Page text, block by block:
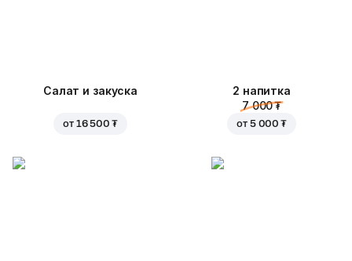
Салат и закуска
от 16 500 ₮
2 напитка
7 000 ₮
от 5 000 ₮